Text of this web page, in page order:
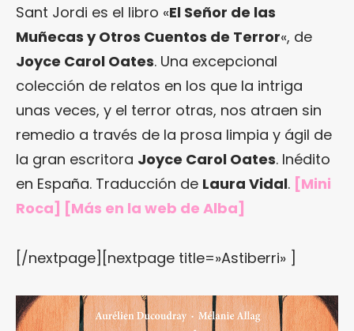
Sant Jordi es el libro «El Señor de las
Muñecas y Otros Cuentos de Terror«, de
Joyce Carol Oates. Una excepcional
colección de relatos en los que la intriga
unas veces, y el terror otras, nos atraen sin
remedio a través de la prosa limpia y ágil de
la gran escritora Joyce Carol Oates. Inédito
en España. Traducción de Laura Vidal. [Mini
Roca] [Más en la web de Alba]
[/nextpage][nextpage title=»Astiberri» ]